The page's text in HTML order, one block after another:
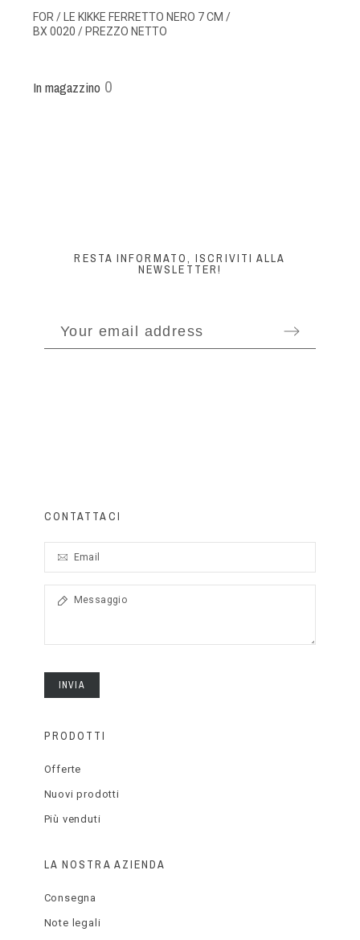
FOR / LE KIKKE FERRETTO NERO 7 CM /
BX 0020 / PREZZO NETTO
In magazzino 0
RESTA INFORMATO, ISCRIVITI ALLA
NEWSLETTER!
CONTATTACI
INVIA
PRODOTTI
Offerte
Nuovi prodotti
Più venduti
LA NOSTRA AZIENDA
Consegna
Note legali